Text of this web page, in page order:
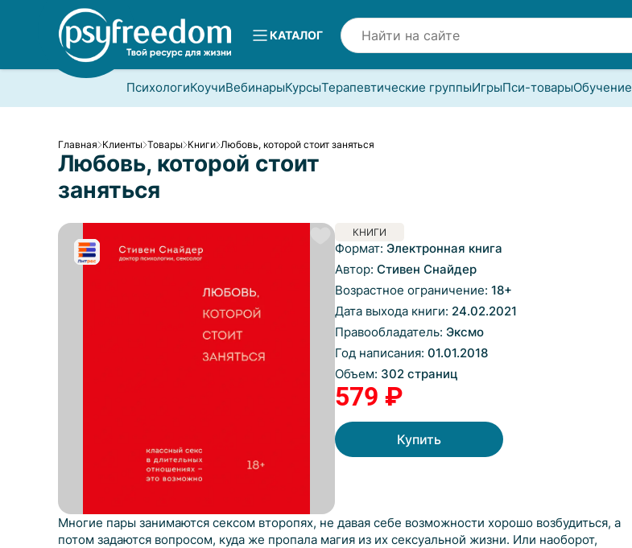
КАТАЛОГ
ПсихологиКоучиВебинарыКурсыТерапевтические группыИгрыПси-товарыОбучение
Главная Клиенты Товары Книги Любовь, которой стоит заняться
Любовь, которой стоит
заняться
КНИГИ
Формат: Электронная книга
Автор: Стивен Снайдер
Возрастное ограничение: 18+
Дата выхода книги: 24.02.2021
Правообладатель: Эксмо
Год написания: 01.01.2018
Объем: 302 страниц
579 ₽
Купить
Многие пары занимаются сексом второпях, не давая себе возможности хорошо возбудиться, а
потом задаются вопросом, куда же пропала магия из их сексуальной жизни. Или наоборот,